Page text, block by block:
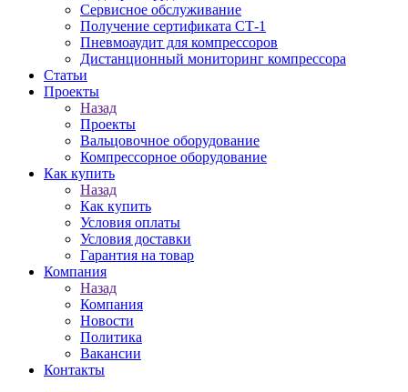
Сервисное обслуживание
Получение сертификата СТ-1
Пневмоаудит для компрессоров
Дистанционный мониторинг компрессора
Статьи
Проекты
Назад
Проекты
Вальцовочное оборудование
Компрессорное оборудование
Как купить
Назад
Как купить
Условия оплаты
Условия доставки
Гарантия на товар
Компания
Назад
Компания
Новости
Политика
Вакансии
Контакты